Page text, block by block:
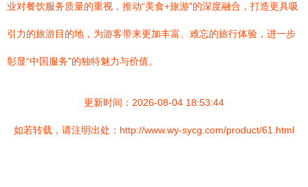
业对餐饮服务质量的重视，推动“美食+旅游”的深度融合，打造更具吸
引力的旅游目的地，为游客带来更加丰富、难忘的旅行体验，进一步
彰显“中国服务”的独特魅力与价值。
更新时间：2026-08-04 18:53:44
如若转载，请注明出处：http://www.wy-sycg.com/product/61.html